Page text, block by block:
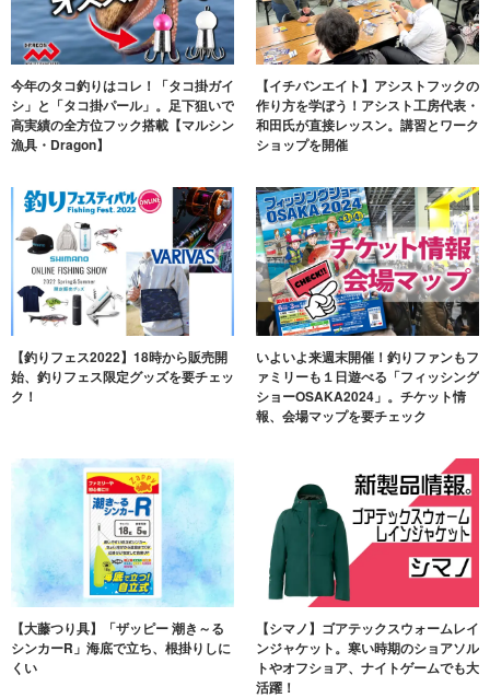
今年のタコ釣りはコレ！「タコ掛ガイ
シ」と「タコ掛パール」。足下狙いで
高実績の全方位フック搭載【マルシン
漁具・Dragon】
【イチバンエイト】アシストフックの
作り方を学ぼう！アシスト工房代表・
和田氏が直接レッスン。講習とワーク
ショップを開催
【釣りフェス2022】18時から販売開
始、釣りフェス限定グッズを要チェッ
ク！
いよいよ来週末開催！釣りファンもフ
ァミリーも１日遊べる「フィッシング
ショーOSAKA2024」。チケット情
報、会場マップを要チェック
【大藤つり具】「ザッピー 潮き～る
シンカーR」海底で立ち、根掛りしに
くい
【シマノ】ゴアテックスウォームレイ
ンジャケット。寒い時期のショアソル
トやオフショア、ナイトゲームでも大
活躍！